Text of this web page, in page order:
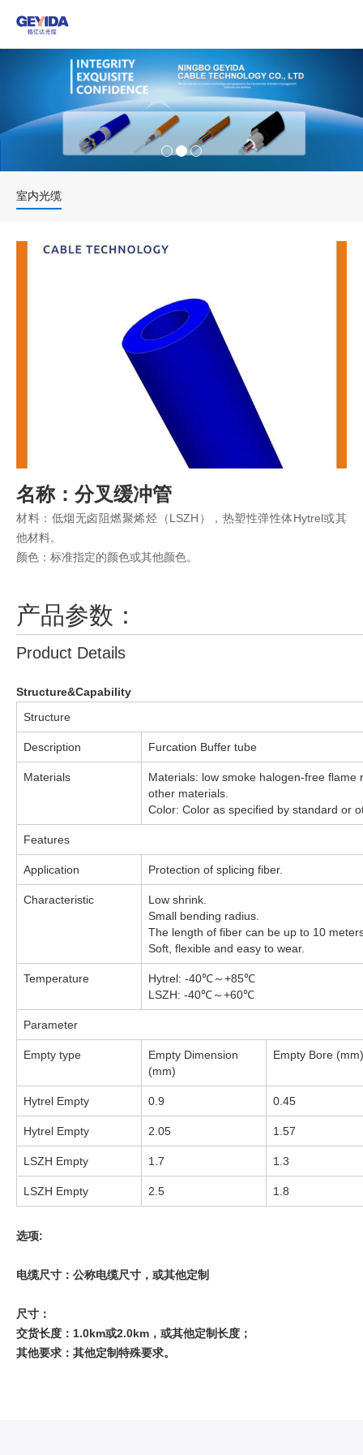
新闻动态
联系我们
室内光缆
名称：分叉缓冲管
材料：低烟无卤阻燃聚烯烃（LSZH），热塑性弹性体Hytrel或其
他材料。
颜色：标准指定的颜色或其他颜色。
产品参数：
Product Details
Structure&Capability
Structure
Description Furcation Buffer tube
Materials
Materials: low smoke halogen-free
other materials.
Color: Color as specified by standard or
Features
Application Protection of splicing fiber.
Characteristic
Low shrink.
Small bending radius.
The length of fiber can be up to 10
Soft, flexible and easy to wear.
Temperature
Hytrel: -40℃～+85℃
LSZH: -40℃～+60℃
Parameter
Empty type
Empty Dimension
(mm)
Empty Bore (mm)
Hytrel Empty 0.9 0.45
Hytrel Empty 2.05 1.57
LSZH Empty 1.7 1.3
LSZH Empty 2.5 1.8
选项:
电缆尺寸：公称电缆尺寸，或其他定制
尺寸：
交货长度：1.0km或2.0km，或其他定制长度；
其他要求：其他定制特殊要求。